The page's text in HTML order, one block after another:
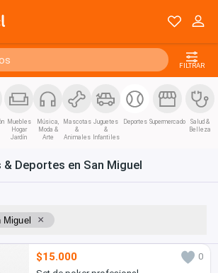
FILTRAR
Muebles
Hogar
Jardín
Música,
Moda &
Arte
Mascotas
&
Animales
Juguetes
&
Infantiles
Deportes Supermercado
Salud &
Belleza
Deportes en San Miguel
Miguel ×
$15.000
0